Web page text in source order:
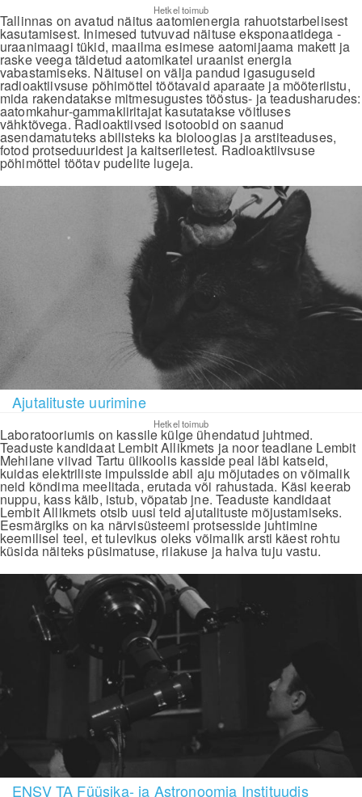
Hetkel toimub
Tallinnas on avatud näitus aatomienergia rahuotstarbelisest
kasutamisest. Inimesed tutvuvad näituse eksponaatidega -
uraanimaagi tükid, maailma esimese aatomijaama makett ja
raske veega täidetud aatomikatel uraanist energia
vabastamiseks. Näitusel on välja pandud igasuguseid
radioaktiivsuse põhimõttel töötavaid aparaate ja mõõteriistu,
mida rakendatakse mitmesugustes tööstus- ja teadusharudes:
aatomkahur-gammakiiritajat kasutatakse võitluses
vähktõvega. Radioaktiivsed isotoobid on saanud
asendamatuteks abilisteks ka bioloogias ja arstiteaduses,
fotod protseduuridest ja kaitseriietest. Radioaktiivsuse
põhimõttel töötav pudelite lugeja.
Ajutalituste uurimine
Hetkel toimub
Laboratooriumis on kassile külge ühendatud juhtmed.
Teaduste kandidaat Lembit Allikmets ja noor teadlane Lembit
Mehilane viivad Tartu ülikoolis kasside peal läbi katseid,
kuidas elektriliste impulsside abil aju mõjutades on võimalik
neid kõndima meelitada, erutada või rahustada. Käsi keerab
nuppu, kass käib, istub, võpatab jne. Teaduste kandidaat
Lembit Allikmets otsib uusi teid ajutalituste mõjustamiseks.
Eesmärgiks on ka närvisüsteemi protsesside juhtimine
keemilisel teel, et tulevikus oleks võimalik arsti käest rohtu
küsida näiteks püsimatuse, riiakuse ja halva tuju vastu.
ENSV TA Füüsika- ja Astronoomia Instituudis